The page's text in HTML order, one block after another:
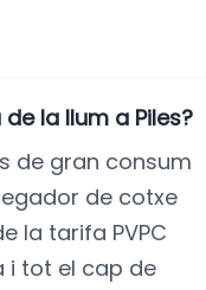
la llum a Piles?
de gran consum
de cotxe
la tarifa PVPC
i tot el cap de